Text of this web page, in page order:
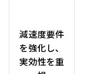
減速度要件
を強化し、
実効性を重